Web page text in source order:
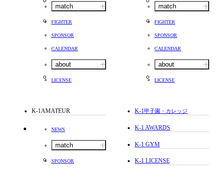
match
FIGHTER
SPONSOR
CALENDAR
about
LICENSE
match
FIGHTER
SPONSOR
CALENDAR
about
LICENSE
K-1AMATEUR
NEWS
match
SPONSOR
K-1甲子園・カレッジ
K-1 AWARDS
K-1 GYM
K-1 LICENSE